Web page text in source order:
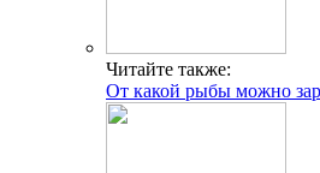
Читайте также:
От какой рыбы можно